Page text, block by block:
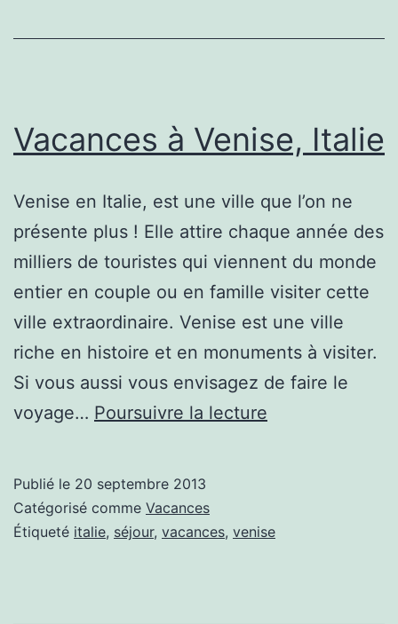
Vacances à Venise, Italie
Venise en Italie, est une ville que l’on ne
présente plus ! Elle attire chaque année des
milliers de touristes qui viennent du monde
entier en couple ou en famille visiter cette
ville extraordinaire. Venise est une ville
riche en histoire et en monuments à visiter.
Si vous aussi vous envisagez de faire le
voyage… Poursuivre la lecture
Publié le 20 septembre 2013
Catégorisé comme Vacances
Étiqueté italie, séjour, vacances, venise